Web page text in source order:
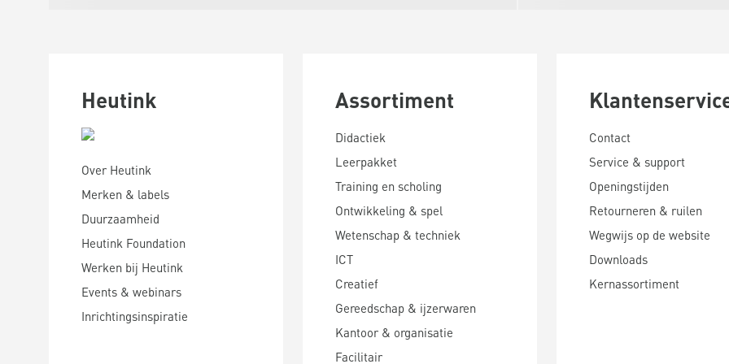
Heutink
Over Heutink
Merken & labels
Duurzaamheid
Heutink Foundation
Werken bij Heutink
Events & webinars
Inrichtingsinspiratie
Assortiment
Didactiek
Leerpakket
Training en scholing
Ontwikkeling & spel
Wetenschap & techniek
ICT
Creatief
Gereedschap & ijzerwaren
Kantoor & organisatie
Facilitair
Contact
Service & support
Openingstijden
Retourneren & ruilen
Wegwijs op de website
Downloads
Kernassortiment